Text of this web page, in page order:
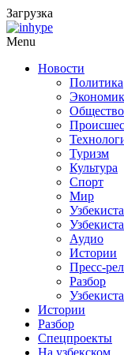
Загрузка
Menu
Новости
Политика
Общество
Туризм
Культура
Спорт
Мир
Аудио
Истории
Пресс-
Разбор
Истории
Разбор
Спецпроекты
На узбекском